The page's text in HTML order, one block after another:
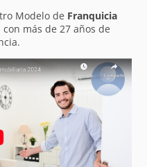
Modelo de Franquicia
con más de 27 años de